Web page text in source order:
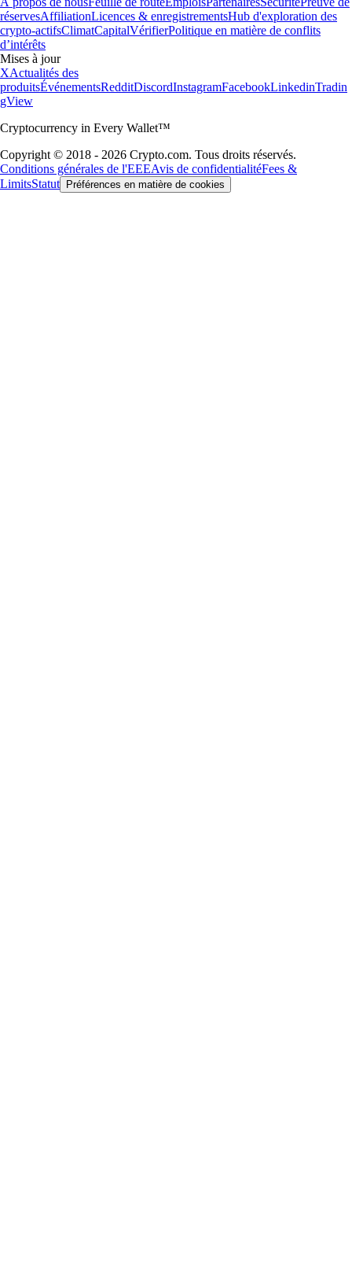
réservesAffiliationLicences & enregistrementsHub d'exploration des
crypto-actifsClimatCapitalVérifierPolitique en matière de conflits
d’intérêts
Mises à jour
XActualités des
produitsÉvénementsRedditDiscordInstagramFacebookLinkedinTradin
gView
Cryptocurrency in Every Wallet™
Copyright © 2018 - 2026 Crypto.com. Tous droits réservés.
Conditions générales de l'EEEAvis de confidentialitéFees &
LimitsStatut Préférences en matière de cookies